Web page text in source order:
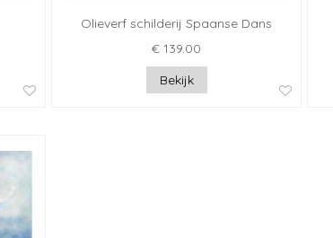
Olieverf schilderij Spaanse Dans
€ 139.00
Bekijk